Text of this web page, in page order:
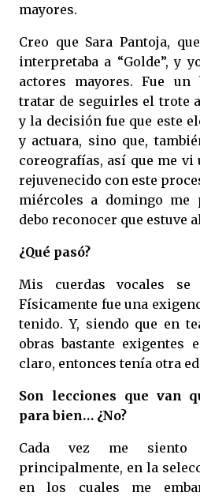
mayores.
Creo que Sara Pantoja,
interpretaba a “Golde”, y
actores mayores. Fue un
tratar de seguirles el trote
y la decisión fue que este
y actuara, sino que,
coreografías, así que me
rejuvenecido con este
miércoles a domingo me
debo reconocer que estuve
¿Qué pasó?
Mis cuerdas vocales se
Físicamente fue una
tenido. Y, siendo que en
obras bastante exigentes
claro, entonces tenía otra
Son lecciones que van
para bien… ¿No?
Cada vez me siento
principalmente, en la
en los cuales me